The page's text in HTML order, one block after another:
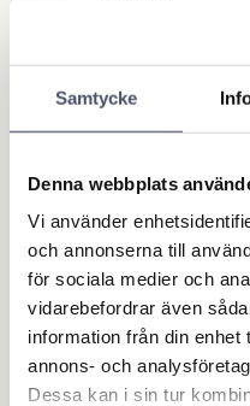
Samtycke
Denna webbplats
Vi använder
och annonserna till
för sociala medier och
vidarebefordrar även
information från din
annons- och
Dessa kan i sin tur
OUTLET - REA
Maskin &
Garage- &
Släpvagn & Trailer
Hus & Hem
Verkstad & Industri